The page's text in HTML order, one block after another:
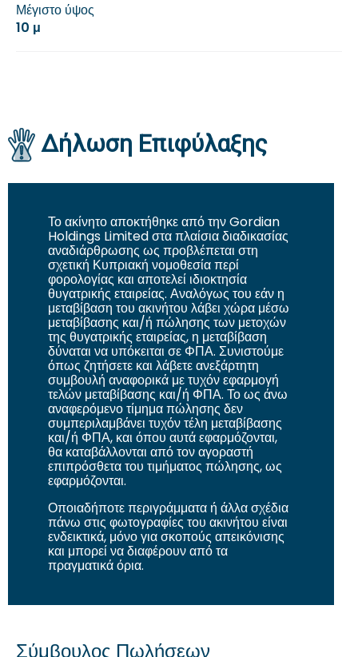
Μέγιστο ύψος
10 μ
Δήλωση Επιφύλαξης
Το ακίνητο αποκτήθηκε από τηνGordian
Holdings Limitedστα πλαίσια διαδικασίας
αναδιάρθρωσης ως προβλέπεται στη
σχετική Κυπριακή νομοθεσία περί
φορολογίας και αποτελεί ιδιοκτησία
θυγατρικής εταιρείας. Αναλόγως του εάν η
μεταβίβαση του ακινήτου λάβει χώρα μέσω
μεταβίβασης και/ή πώλησης των μετοχών
της θυγατρικής εταιρείας, η μεταβίβαση
δύναται να υπόκειται σε ΦΠΑ. Συνιστούμε
όπως ζητήσετε και λάβετε ανεξάρτητη
συμβουλή αναφορικά με τυχόν εφαρμογή
τελών μεταβίβασης και/ή ΦΠΑ. Το ως άνω
αναφερόμενο τίμημα πώλησης δεν
συμπεριλαμβάνει τυχόν τέλη μεταβίβασης
και/ή ΦΠΑ, και όπου αυτά εφαρμόζονται,
θα καταβάλλονται από τον αγοραστή
επιπρόσθετα του τιμήματος πώλησης, ως
εφαρμόζονται.
Οποιαδήποτε περιγράμματα ή άλλα σχέδια
πάνω στις φωτογραφίες του ακινήτου είναι
ενδεικτικά, μόνο για σκοπούς απεικόνισης
και μπορεί να διαφέρουν από τα
πραγματικά όρια.
Σύμβουλος Πωλήσεων